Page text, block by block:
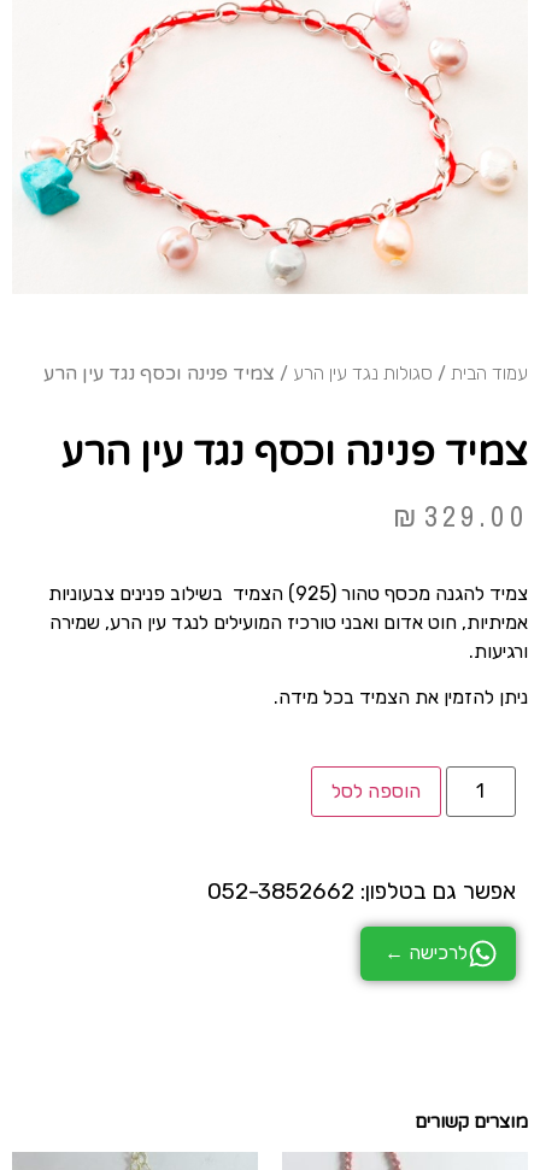
עמוד הבית / סגולות נגד עין הרע / צמיד פנינה וכסף נגד עין הרע
צמיד פנינה וכסף נגד עין הרע
₪ 329.00
צמיד להגנה מכסף טהור (925) הצמיד בשילוב פנינים צבעוניות
אמיתיות, חוט אדום ואבני טורכיז המועילים לנגד עין הרע, שמירה
ורגיעות.
ניתן להזמין את הצמיד בכל מידה.
הוספה לסל
אפשר גם בטלפון: 052-3852662
לרכישה ←
מוצרים קשורים